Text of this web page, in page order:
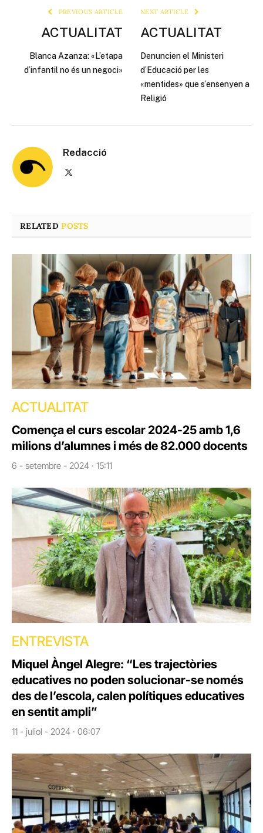
PREVIOUS ARTICLE
ACTUALITAT
Blanca Azanza: «L’etapa
d’infantil no és un negoci»
NEXT ARTICLE
ACTUALITAT
Denuncien el Ministeri
d’Educació per les
«mentides» que s’ensenyen a
Religió
Redacció
RELATEDPOSTS
ACTUALITAT
Comença el curs escolar 2024-25 amb 1,6
milions d’alumnes i més de 82.000 docents
6 - setembre - 2024 · 15:11
ENTREVISTA
Miquel Àngel Alegre: “Les trajectòries
educatives no poden solucionar-se només
des de l’escola, calen polítiques educatives
en sentit ampli”
11 - juliol - 2024 · 06:07